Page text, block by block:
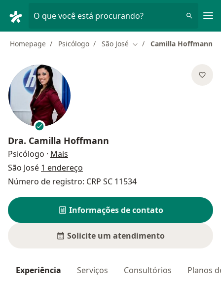
O que você está procurando?
Homepage Psicólogo São José Mudar de cidade
Camilla Hoffmann
Dra. Camilla Hoffmann
Psicólogo · Mais
São José 1 endereço
Número de registro: CRP SC 11534
Informações de contato
Solicite um atendimento
Experiência Serviços Consultórios Planos